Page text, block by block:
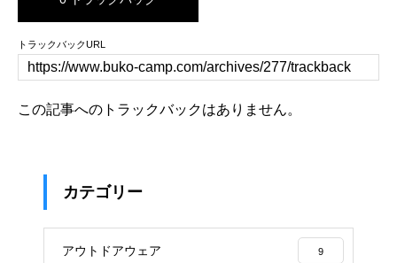
トラックバックURL
この記事へのトラックバックはありません。
カテゴリー
アウトドアウェア 9